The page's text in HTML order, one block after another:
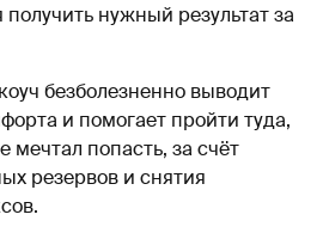
нужный результат за
безболезненно выводит
и помогает пройти туда,
мечтал попасть, за счёт
резервов и снятия